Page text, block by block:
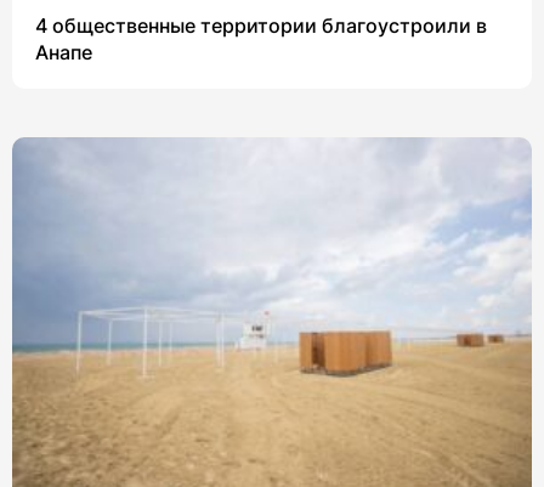
4 общественные территории благоустроили в
Анапе